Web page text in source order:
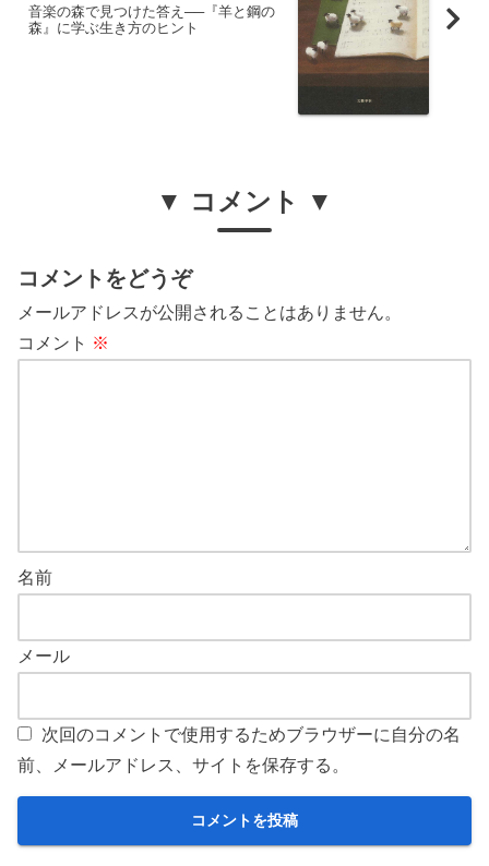
音楽の森で見つけた答え──『羊と鋼の
森』に学ぶ生き方のヒント
▼ コメント ▼
コメントをどうぞ
メールアドレスが公開されることはありません。
コメント ※
名前
メール
次回のコメントで使用するためブラウザーに自分の名
前、メールアドレス、サイトを保存する。